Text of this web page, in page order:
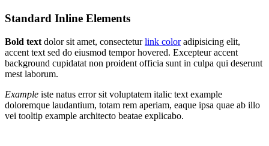
Standard Inline Elements
Bold text dolor sit amet, consecteturlink coloradipisicing elit,
accent text sed do eiusmod tempor hovered. Excepteuraccent
background cupidatat non proident officia sunt in culpa qui deserunt
mest laborum.
Example iste natus error sit voluptatem italic text example
doloremque laudantium, totam rem aperiam, eaque ipsa quae ab illo
vei tooltip example architecto beatae explicabo.